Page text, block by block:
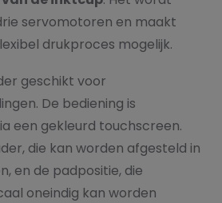
servomotoren en maakt
drukproces mogelijk.
geschikt voor
De bediening is
een gekleurd touchscreen.
die kan worden afgesteld in
en de padpositie, die
oneindig kan worden